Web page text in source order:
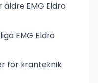
EMG Eldro
EMG Eldro
för kranteknik